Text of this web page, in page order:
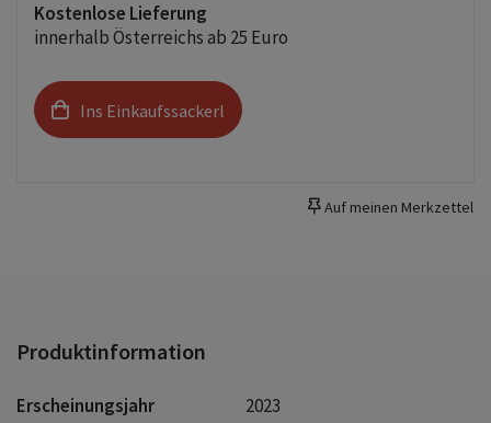
Kostenlose Lieferung
innerhalb Österreichs ab 25 Euro
Ins Einkaufssackerl
Auf meinen Merkzettel
Produktinformation
Erscheinungsjahr
2023